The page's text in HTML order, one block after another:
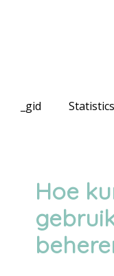
_gid Statistics
Hoe